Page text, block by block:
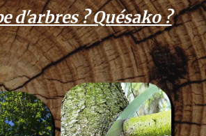
d'arbres ? Quésako ?